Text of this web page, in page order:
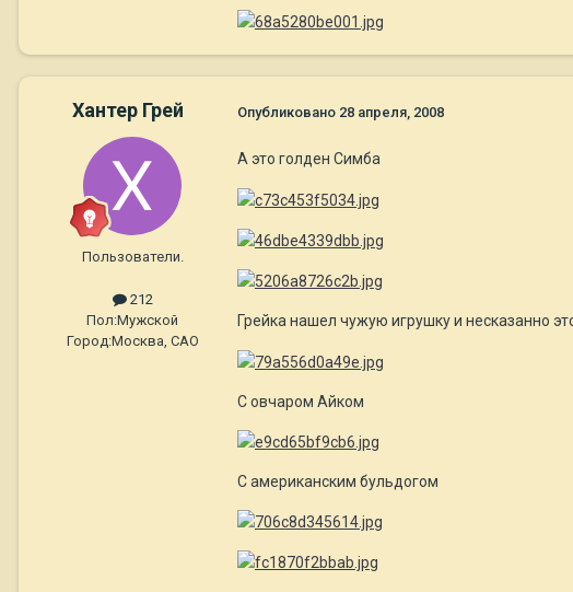
Хантер Грей
Пользователи.
212
Пол:Мужской
Город:Москва, САО
Опубликовано 28 апреля, 2008
А это голден Симба
Грейка нашел чужую игрушку и несказанно
С овчаром Айком
С американским бульдогом